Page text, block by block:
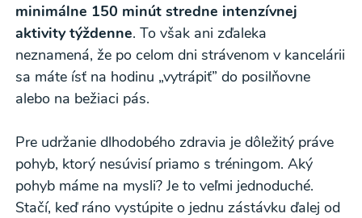
minimálne 150 minút stredne intenzívnej
aktivity týždenne. To však ani zďaleka
neznamená, že po celom dni strávenom v kancelárii
sa máte ísť na hodinu „vytrápiť” do posilňovne
alebo na bežiaci pás.
Pre udržanie dlhodobého zdravia je dôležitý práve
pohyb, ktorý nesúvisí priamo s tréningom. Aký
pohyb máme na mysli? Je to veľmi jednoduché.
Stačí, keď ráno vystúpite o jednu zástávku ďalej od